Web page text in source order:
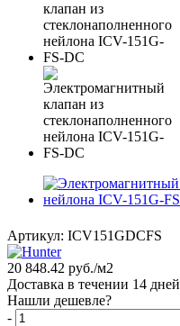
Артикул: ICV151GDCFS
20 848.42 руб./м2
Доставка в течении 14 дней
Нашли дешевле?
-